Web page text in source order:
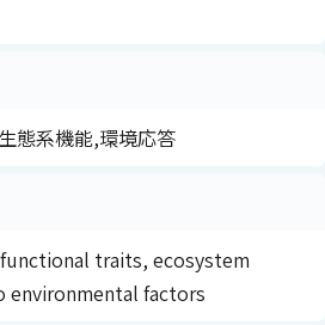
態系機能,環境応答
traits, ecosystem
factors